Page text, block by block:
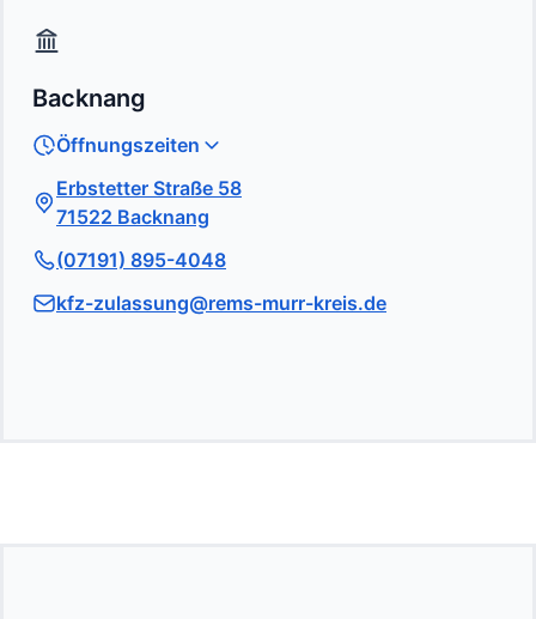
Backnang
Öffnungszeiten
Erbstetter Straße 58
71522 Backnang
(07191) 895-4048
kfz-zulassung@rems-murr-kreis.de